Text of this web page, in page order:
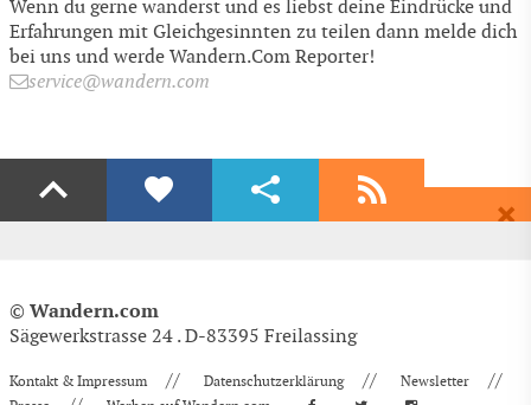
Wenn du gerne wanderst und es liebst deine Eindrücke und
Erfahrungen mit Gleichgesinnten zu teilen dann melde dich
bei uns und werde Wandern.Com Reporter!
service@wandern.com
Liken
Auch über Likes auf Facebook und Google+ freuen wir uns!
Teilen
Blog-Beitrag(Wandern, Walken, Spazieren | wandern.com)
Passender Wanderschuh gesucht❓ So findet man den passenden Schuh
für jedes Outdoor-Vergnügen! ✅ Hier gehts zu den Tipps.
https://www.wandern.com/blog/wandern-walken-
outdoorschuhe.html
Abonnieren
So funktioniert es:
© Wandern.com
Sägewerkstrasse 24 . D-83395 Freilassing
Kontakt & Impressum // Datenschutzerklärung // Newsletter //